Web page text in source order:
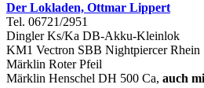
Der Lokladen, Ottmar Lippert
Tel. 06721/2951
Dingler Ks/Ka DB-Akku-Kleinlok
KM1 Vectron SBB Nightpiercer Rhein
Märklin Roter Pfeil
Märklin Henschel DH 500 Ca, auch